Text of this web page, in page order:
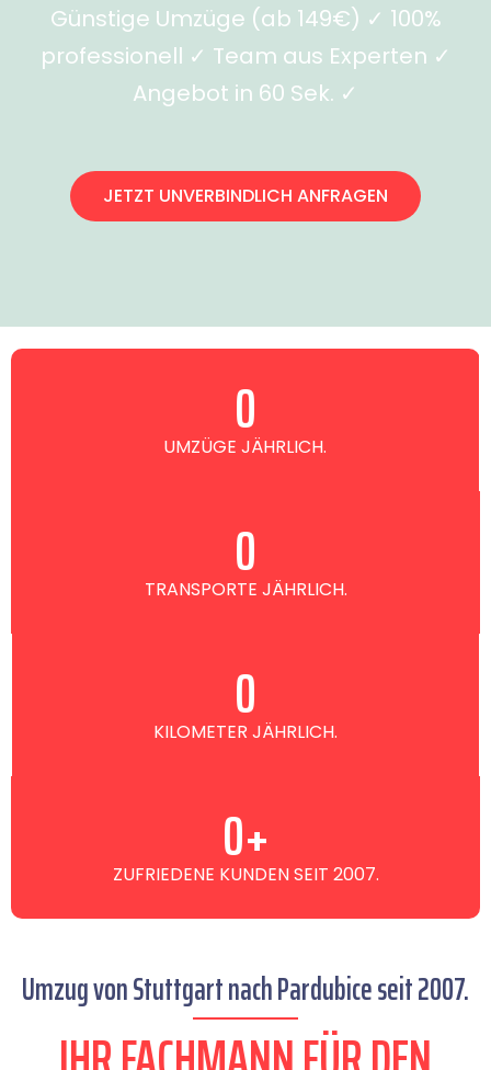
Günstige Umzüge (ab 149€) ✓ 100%
professionell ✓ Team aus Experten ✓
Angebot in 60 Sek. ✓
JETZT UNVERBINDLICH ANFRAGEN
UMZÜGE JÄHRLICH.
0
TRANSPORTE JÄHRLICH.
0
KILOMETER JÄHRLICH.
0
ZUFRIEDENE KUNDEN SEIT 2007.
0+
Umzug von Stuttgart nach Pardubice seit 2007.